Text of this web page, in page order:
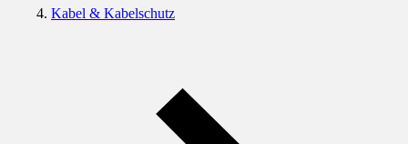
Kabel & Kabelschutz